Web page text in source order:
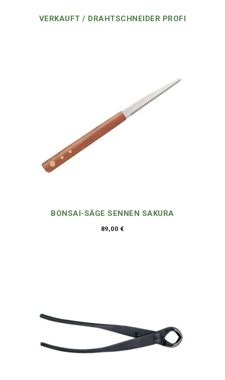
VERKAUFT / DRAHTSCHNEIDER PROFI
BONSAI-SÄGE SENNEN SAKURA
89,00 €